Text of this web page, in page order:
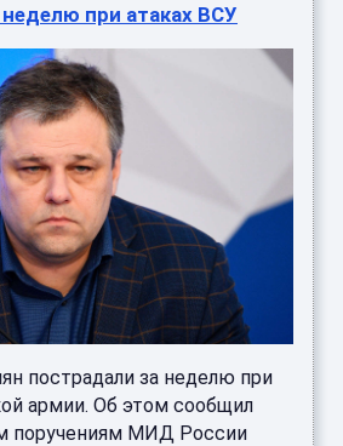
при атаках ВСУ
пострадали за неделю при
армии. Об этом сообщил
поручениям МИД России